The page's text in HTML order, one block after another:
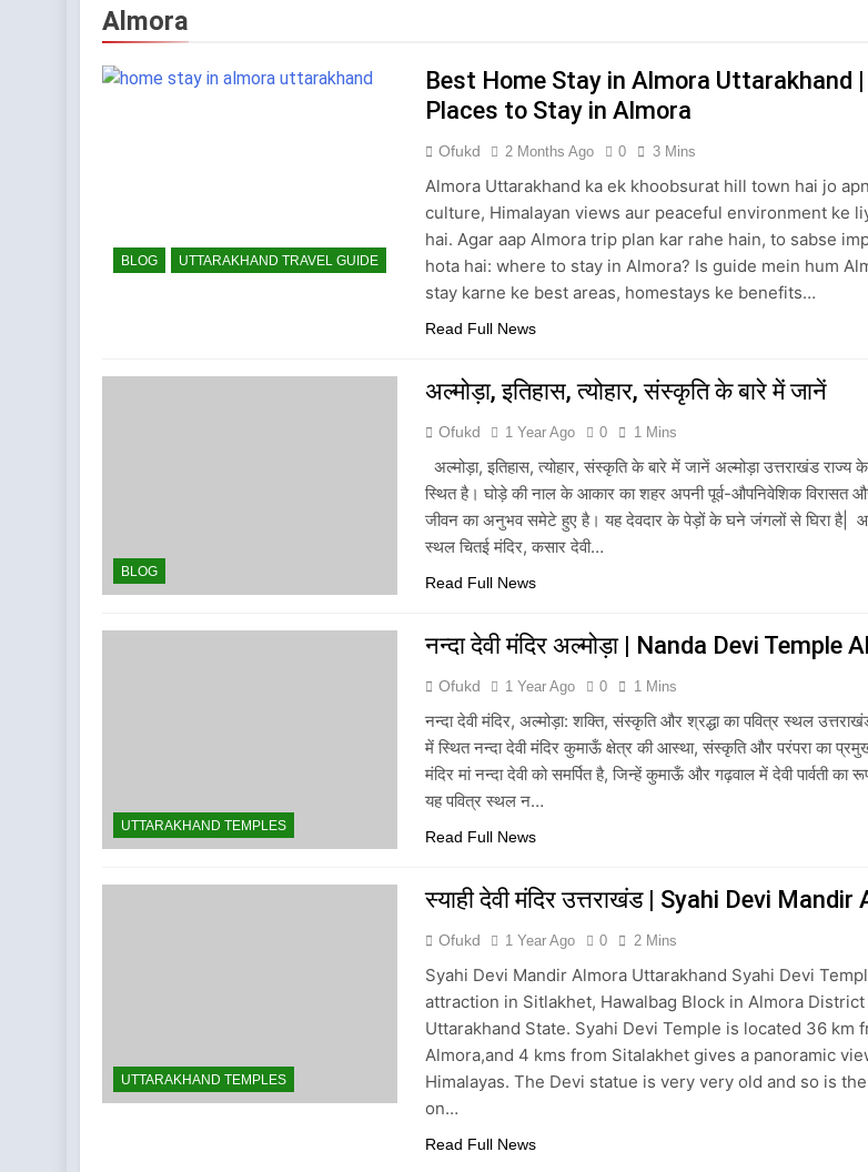
What is UCC in Uttarakhand? उत्तराखंड UCC क्या है?
How Many Prayag in Uttarakhand?
Almora
BLOG UTTARAKHAND TRAVEL GUIDE
Best Home Stay in Almora Uttarakhand
Places to Stay in Almora
Ofukd 2 Months Ago 0 3 Mins
Almora Uttarakhand ka ek khoobsurat hill town hai jo
culture, Himalayan views aur peaceful environment ke
hai. Agar aap Almora trip plan kar rahe hain, to sabse
hota hai: where to stay in Almora? Is guide mein hum
stay karne ke best areas, homestays ke benefits…
Read Full News
BLOG
अल्मोड़ा, इतिहास, त्योहार, संस्कृति के बारे में जानें
Ofukd 1 Year Ago 0 1 Mins
अल्मोड़ा, इतिहास, त्योहार, संस्कृति के बारे में जानें अल्मोड़ा उत्तराखंड राज्य
स्थित है। घोड़े की नाल के आकार का शहर अपनी पूर्व-औपनिवेशिक
जीवन का अनुभव समेटे हुए है। यह देवदार के पेड़ों के घने जंगलों से घिरा है|
स्थल चितई मंदिर, कसार देवी…
Read Full News
UTTARAKHAND TEMPLES
नन्दा देवी मंदिर अल्मोड़ा | Nanda Devi Temple
Ofukd 1 Year Ago 0 1 Mins
नन्दा देवी मंदिर, अल्मोड़ा: शक्ति, संस्कृति और श्रद्धा का पवित्र स्थल
में स्थित नन्दा देवी मंदिर कुमाऊँ क्षेत्र की आस्था, संस्कृति और परंपरा का
मंदिर मां नन्दा देवी को समर्पित है, जिन्हें कुमाऊँ और गढ़वाल में देवी पार्वती का
यह पवित्र स्थल न…
Read Full News
UTTARAKHAND TEMPLES
स्याही देवी मंदिर उत्तराखंड | Syahi Devi
Ofukd 1 Year Ago 0 2 Mins
Syahi Devi Mandir Almora Uttarakhand Syahi Devi
attraction in Sitlakhet, Hawalbag Block in Almora
Uttarakhand State. Syahi Devi Temple is located 36 km
Almora,and 4 kms from Sitalakhet gives a panoramic
Himalayas. The Devi statue is very very old and so is
on…
Read Full News